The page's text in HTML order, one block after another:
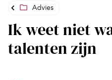
Advies
Ik weet niet
talenten zijn